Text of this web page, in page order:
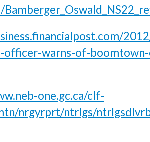
officer-warns-of-
one.gc.ca/clf-
nrgyrprt/ntrlgs/